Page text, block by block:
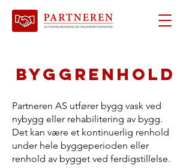
BYGGRENHOLD
Partneren AS utfører bygg vask ved
nybygg eller rehabilitering av bygg.
Det kan være et kontinuerlig renhold
under hele byggeperioden eller
renhold av bygget ved ferdigstillelse.